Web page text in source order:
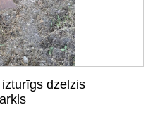
dzelzis